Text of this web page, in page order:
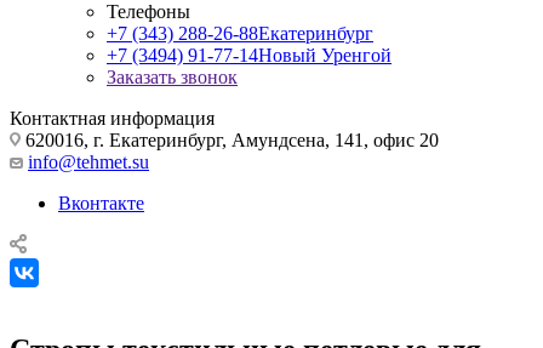
Телефоны
+7 (343) 288-26-88Екатеринбург
+7 (3494) 91-77-14Новый Уренгой
Заказать звонок
Контактная информация
620016, г. Екатеринбург, Амундсена, 141, офис 20
info@tehmet.su
Вконтакте